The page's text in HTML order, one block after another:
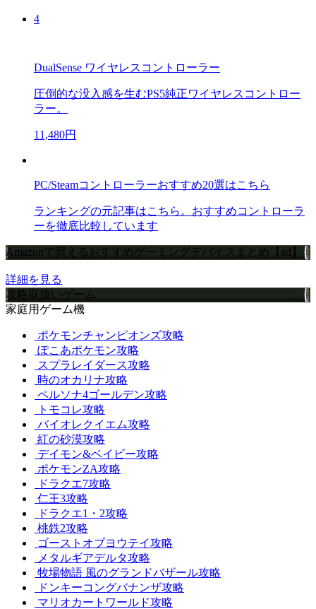
4
DualSense ワイヤレスコントローラー
圧倒的な没入感を生むPS5純正ワイヤレスコントロー
ラー。
11,480円
PC/Steamコントローラーおすすめ20選はこちら
ランキングの元記事はこちら。おすすめコントローラ
ーを徹底比較しています
Amazonで買えるおすすめゲーミングデバイスまとめ【ad】
詳細を見る
攻略取扱いゲーム
家庭用ゲーム機
ポケモンチャンピオンズ攻略
ぽこあポケモン攻略
スプラレイダース攻略
時のオカリナ攻略
ペルソナ4ゴールデン攻略
トモコレ攻略
バイオレクイエム攻略
紅の砂漠攻略
デイモン&ベイビー攻略
ポケモンZA攻略
ドラクエ7攻略
仁王3攻略
ドラクエ1・2攻略
桃鉄2攻略
ゴーストオブヨウテイ攻略
メタルギアデルタ攻略
牧場物語 風のグランドバザール攻略
ドンキーコングバナンザ攻略
マリオカートワールド攻略